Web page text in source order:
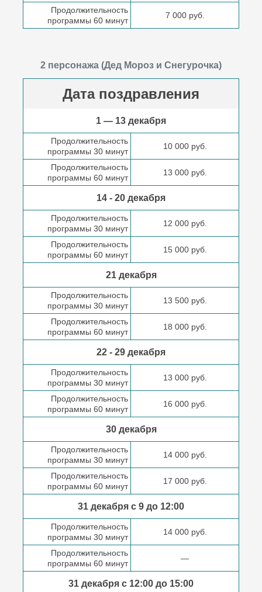
Продолжительность
программы 60 минут
7 000 руб.
2 персонажа (Дед Мороз и Снегурочка)
Дата поздравления
1 — 13 декабря
Продолжительность
программы 30 минут
10 000 руб.
Продолжительность
программы 60 минут
13 000 руб.
14 - 20 декабря
Продолжительность
программы 30 минут
12 000 руб.
Продолжительность
программы 60 минут
15 000 руб.
21 декабря
Продолжительность
программы 30 минут
13 500 руб.
Продолжительность
программы 60 минут
18 000 руб.
22 - 29 декабря
Продолжительность
программы 30 минут
13 000 руб.
Продолжительность
программы 60 минут
16 000 руб.
30 декабря
Продолжительность
программы 30 минут
14 000 руб.
Продолжительность
программы 60 минут
17 000 руб.
31 декабря с 9 до 12:00
Продолжительность
программы 30 минут
14 000 руб.
Продолжительность
программы 60 минут
—
31 декабря с 12:00 до 15:00